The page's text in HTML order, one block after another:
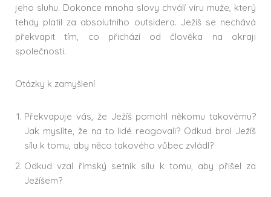
jeho sluhu. Dokonce mnoha slovy chválí víru muže, který
tehdy platil za absolutního outsidera. Ježíš se nechává
překvapit tím, co přichází od člověka na okraji
společnosti.
Otázky k zamyšlení
Překvapuje vás, že Ježíš pomohl někomu takovému?
Jak myslíte, že na to lidé reagovali? Odkud bral Ježíš
sílu k tomu, aby něco takového vůbec zvládl?
Odkud vzal římský setník sílu k tomu, aby přišel za
Ježíšem?